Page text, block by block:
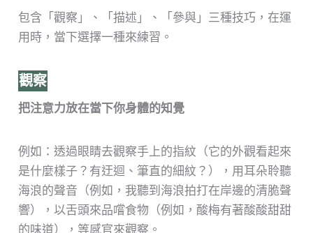
包含「觀察」、「描述」、「參與」三種技巧，在運
用時，當下選擇一種來練習。
觀察
把注意力放在當下你身體的知覺
例如：透過眼睛去觀察手上的指紋（它的外觀看起來
是什麼樣子？有迂迴、筆直的細紋？），用耳朵聆聽
海浪的聲音（例如，我聽到海浪拍打在岸邊的清脆聲
響），以舌頭來品嚐食物（例如，酸梅有著酸酸甜甜
的味道），等感官來觀察。